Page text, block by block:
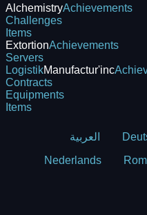
AlchemistryAchievements
Challenges
Items
ExtortionAchievements
Servers
LogistikManufactur'inc
Contracts
Equipments
Items
العربية
Nederlands